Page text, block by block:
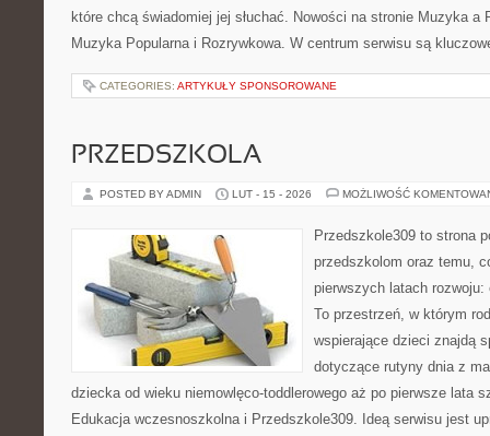
które chcą świadomiej jej słuchać. Nowości na stronie Muzyka a
Muzyka Popularna i Rozrywkowa. W centrum serwisu są
CATEGORIES: ARTYKUŁY SPONSOROWANE
PRZEDSZKOLA
POSTED BY ADMIN LUT - 15 - 2026 MOŻLIWOŚĆ
Przedszkole309 to strona
przedszkolom oraz temu,
pierwszych latach
To przestrzeń, w którym
wspierające dzieci znajdą
dotyczące rutyny dnia z
dziecka od wieku niemowlęco-toddlerowego aż po pierwsze lata
Edukacja wczesnoszkolna i Przedszkole309. Ideą serwisu jest